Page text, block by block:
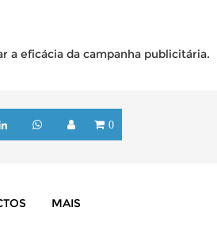
a eficácia da campanha publicitária.
0
MAIS